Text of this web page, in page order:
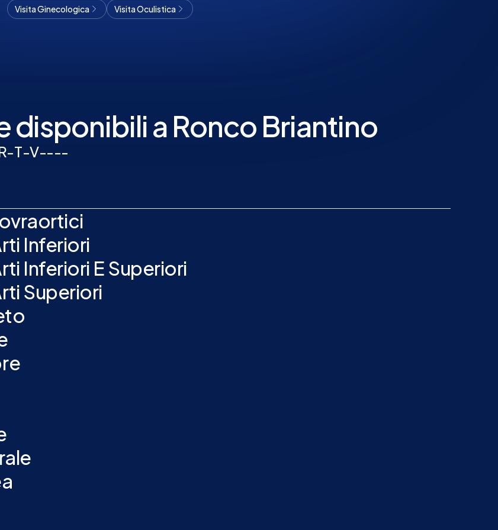
Visita Ginecologica
Visita Oculistica
disponibili a Ronco Briantino
-T-V----
Inferiori
Inferiori E Superiori
Superiori